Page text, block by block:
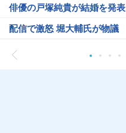
俳優の戸塚純貴が結婚を発表
配信で激怒 堀大輔氏が物議